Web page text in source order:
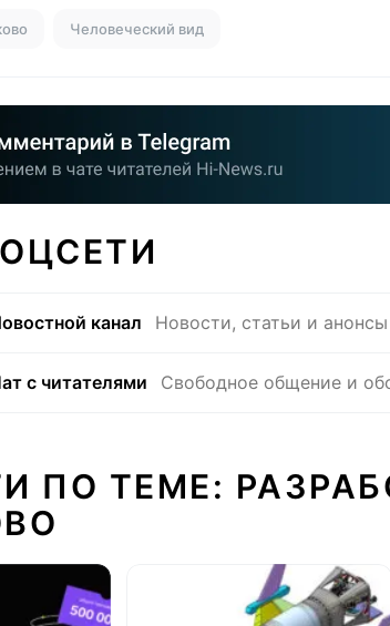
Человеческий вид
канал Новости, статьи и
с читателями Свободное общение и
ПО ТЕМЕ: